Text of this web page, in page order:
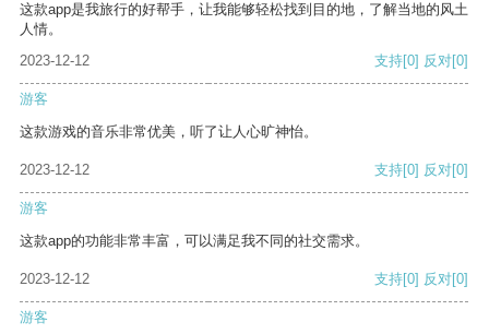
这款app是我旅行的好帮手，让我能够轻松找到目的地，了解当地的风土
人情。
2023-12-12
支持[0] 反对[0]
游客
这款游戏的音乐非常优美，听了让人心旷神怡。
2023-12-12 支持[0] 反对[0]
游客
这款app的功能非常丰富，可以满足我不同的社交需求。
2023-12-12 支持[0] 反对[0]
游客